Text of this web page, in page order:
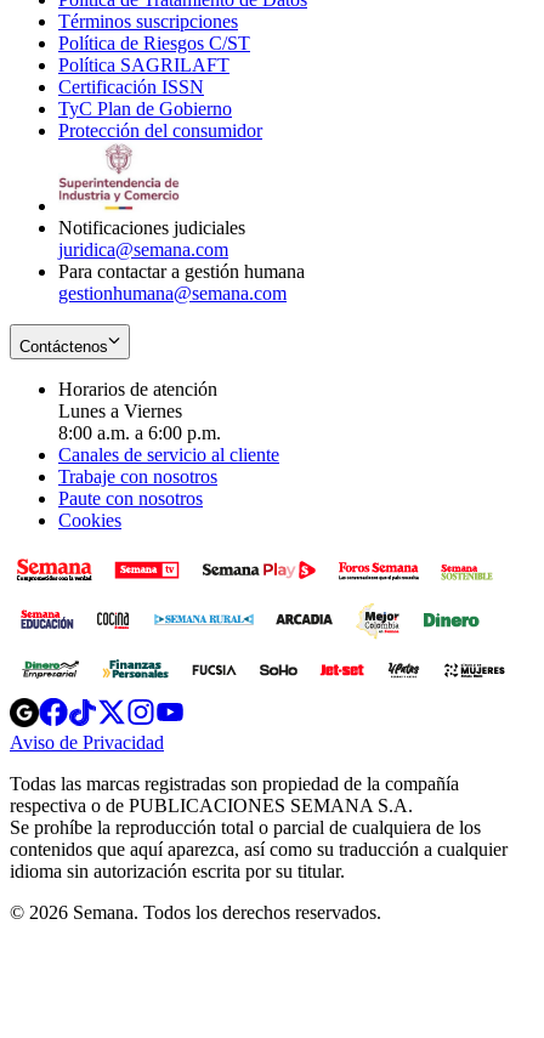
new
window
Términos suscripciones
in
Política de Riesgos C/ST
Política SAGRILAFT
new
window
Certificación ISSN
in
new
TyC Plan de Gobierno
in
Protección del consumidorOpens
Notificaciones judiciales
juridica@semana.com
Para contactar a gestión humana
gestionhumana@semana.com
Contáctenos
Horarios de atención
Lunes a Viernes
8:00 a.m. a 6:00 p.m.
Canales de servicio al cliente
Trabaje con nosotros
Paute con nosotros
Cookies
Opens
in
new
Opens
in
new
Opens
in
new
window
Opens
new
windowwindow
Aviso de Privacidad
new
window
Todas las marcas registradas son propiedad de la compañía
respectiva o de PUBLICACIONES SEMANA S.A.
Se prohíbe la reproducción total o parcial de cualquiera de los
contenidos que aquí aparezca, así como su traducción a cualquier
idioma sin autorización escrita por su titular.
© 2026 Semana. Todos los derechos reservados.